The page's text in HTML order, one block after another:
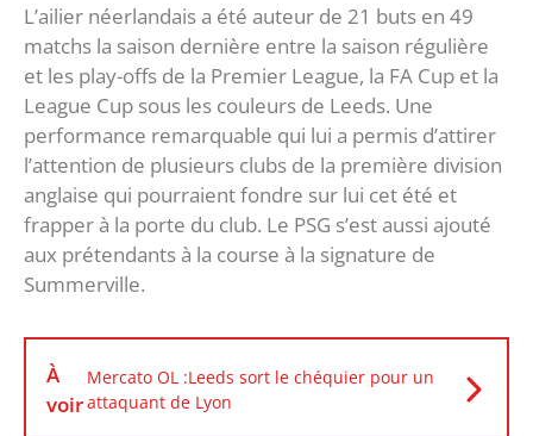
L’ailier néerlandais a été auteur de 21 buts en 49
matchs la saison dernière entre la saison régulière
et les play-offs de la Premier League, la FA Cup et la
League Cup sous les couleurs de Leeds. Une
performance remarquable qui lui a permis d’attirer
l’attention de plusieurs clubs de la première division
anglaise qui pourraient fondre sur lui cet été et
frapper à la porte du club. Le PSG s’est aussi ajouté
aux prétendants à la course à la signature de
Summerville.
À
voir
Mercato OL :Leeds sort le chéquier pour un
attaquant de Lyon